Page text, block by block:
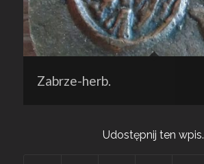
Zabrze-herb.
Udostępnij ten wpis.